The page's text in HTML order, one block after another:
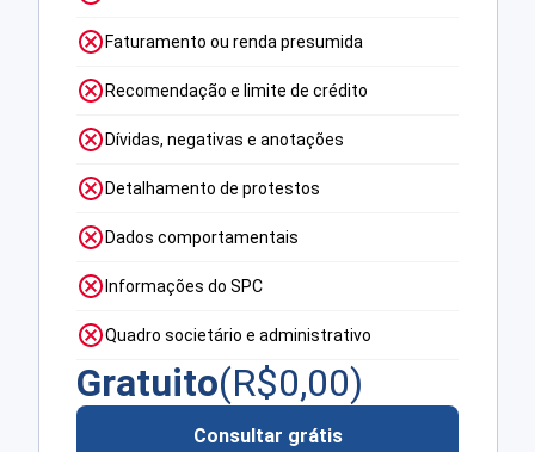
Faturamento ou renda presumida
Recomendação e limite de crédito
Dívidas, negativas e anotações
Detalhamento de protestos
Dados comportamentais
Informações do SPC
Quadro societário e administrativo
Gratuito(R$0,00)
Consultar grátis